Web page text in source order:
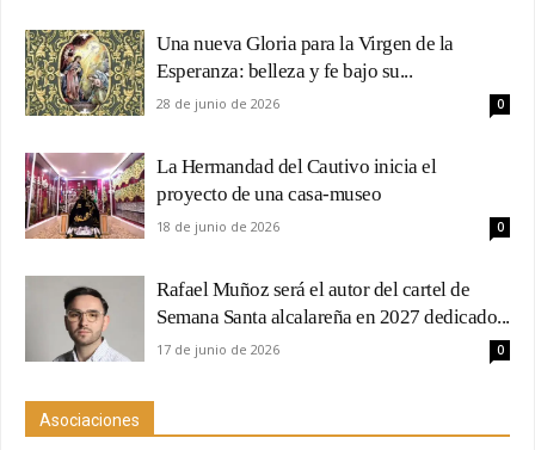
Una nueva Gloria para la Virgen de la
Esperanza: belleza y fe bajo su...
28 de junio de 2026 0
La Hermandad del Cautivo inicia el
proyecto de una casa-museo
18 de junio de 2026 0
Rafael Muñoz será el autor del cartel de
Semana Santa alcalareña en 2027 dedicado...
17 de junio de 2026 0
Asociaciones